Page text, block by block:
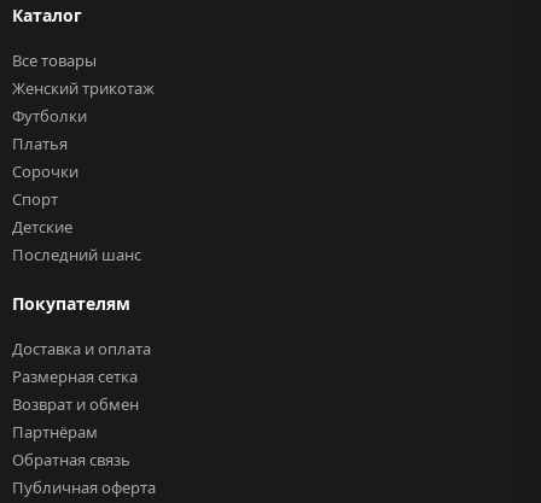
Каталог
Все товары
Женский трикотаж
Футболки
Платья
Сорочки
Спорт
Детские
Последний шанс
Покупателям
Доставка и оплата
Размерная сетка
Возврат и обмен
Партнёрам
Обратная связь
Публичная оферта